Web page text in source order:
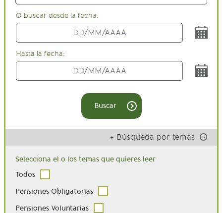
O buscar desde la fecha:
Hasta la fecha:
Buscar
+ Búsqueda por temas
Selecciona el o los temas que quieres leer
Todos
Pensiones Obligatorias
Pensiones Voluntarias